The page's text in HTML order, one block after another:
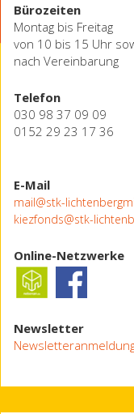
Bürozeiten
Montag bis Freitag
von 10 bis 15 Uhr
nach Vereinbarung
Telefon
030 98 37 09 09
0152 29 23 17 36
E-Mail
mail@stk-
kiezfonds@stk-
Online-Netzwerke
Newsletter